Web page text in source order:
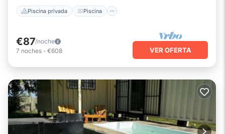
Piscina privada Piscina
€87/noche
7 noches - €608 VER OFERTA